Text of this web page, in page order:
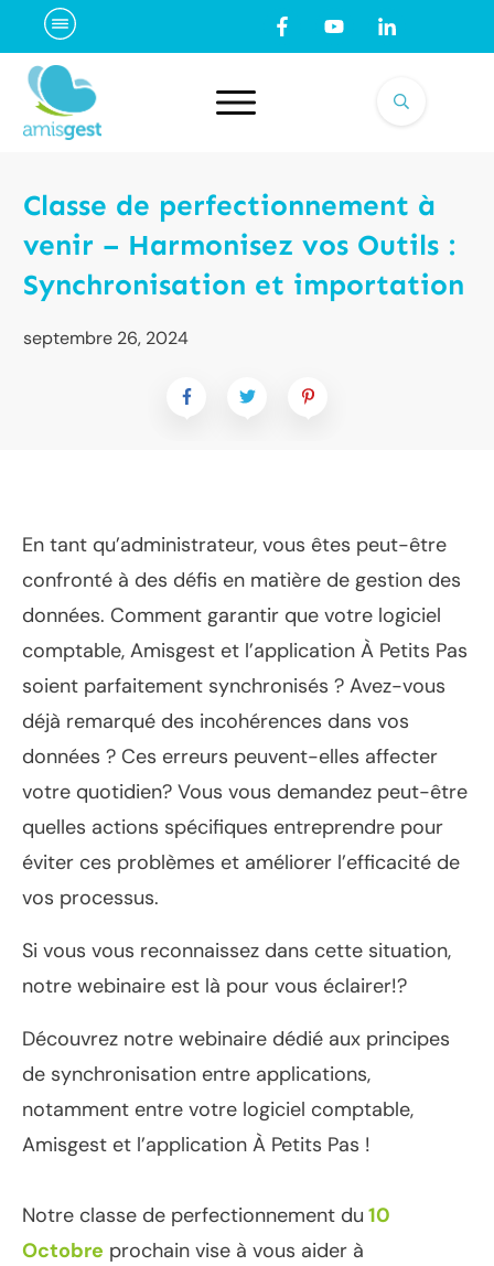
Classe de perfectionnement à
venir – Harmonisez vos Outils :
Synchronisation et importation
septembre 26, 2024
En tant qu’administrateur, vous êtes peut-être
confronté à des défis en matière de gestion des
données. Comment garantir que votre logiciel
comptable, Amisgest et l’application À Petits Pas
soient parfaitement synchronisés ? Avez-vous
déjà remarqué des incohérences dans vos
données ? Ces erreurs peuvent-elles affecter
votre quotidien? Vous vous demandez peut-être
quelles actions spécifiques entreprendre pour
éviter ces problèmes et améliorer l’efficacité de
vos processus.
Si vous vous reconnaissez dans cette situation,
notre webinaire est là pour vous éclairer!?
Découvrez notre webinaire dédié aux principes
de synchronisation entre applications,
notamment entre votre logiciel comptable,
Amisgest et l’application À Petits Pas !
Notre classe de perfectionnement du 10
Octobre prochain vise à vous aider à